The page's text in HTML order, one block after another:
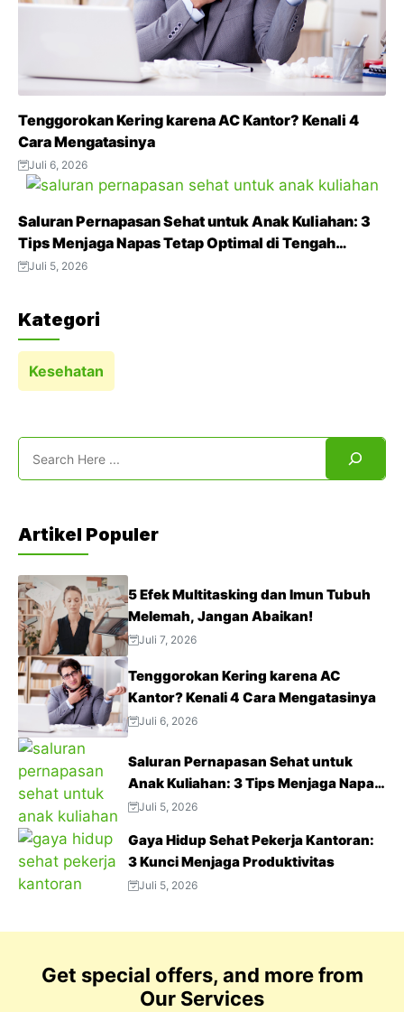
Tenggorokan Kering karena AC Kantor? Kenali 4
Cara Mengatasinya
Juli 6, 2026
Saluran Pernapasan Sehat untuk Anak Kuliahan: 3
Tips Menjaga Napas Tetap Optimal di Tengah
Aktivitas Padat
Juli 5, 2026
Kategori
Kesehatan
Artikel Populer
5 Efek Multitasking dan Imun Tubuh
Melemah, Jangan Abaikan!
Juli 7, 2026
Tenggorokan Kering karena AC
Kantor? Kenali 4 Cara Mengatasinya
Juli 6, 2026
Saluran Pernapasan Sehat untuk
Anak Kuliahan: 3 Tips Menjaga Napas
Tetap Optimal di Tengah Aktivitas
Juli 5, 2026
Gaya Hidup Sehat Pekerja Kantoran:
3 Kunci Menjaga Produktivitas
Juli 5, 2026
Get special offers, and more from
Our Services